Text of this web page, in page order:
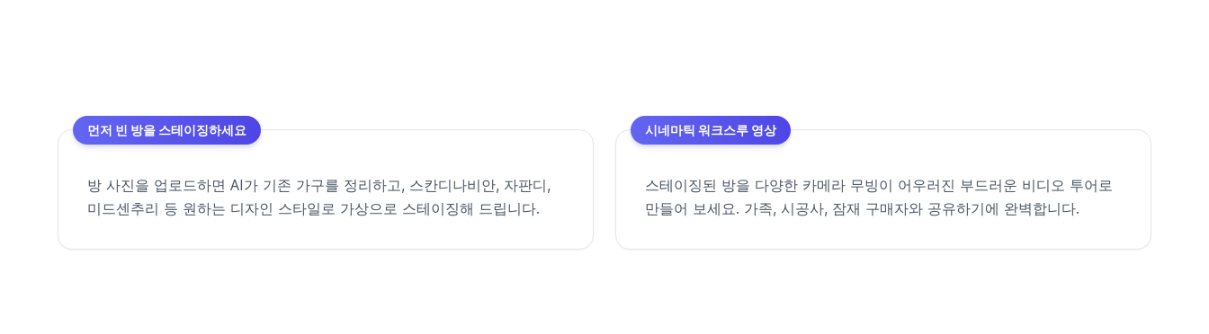
먼저 빈 방을 스테이징하세요
방 사진을 업로드하면 AI가 기존 가구를 정리하고, 스칸디나비안, 자판디,
미드센추리 등 원하는 디자인 스타일로 가상으로 스테이징해 드립니다.
시네마틱 워크스루 영상
스테이징된 방을 다양한 카메라 무빙이 어우러진 부드러운 비디오 투어로
만들어 보세요. 가족, 시공사, 잠재 구매자와 공유하기에 완벽합니다.